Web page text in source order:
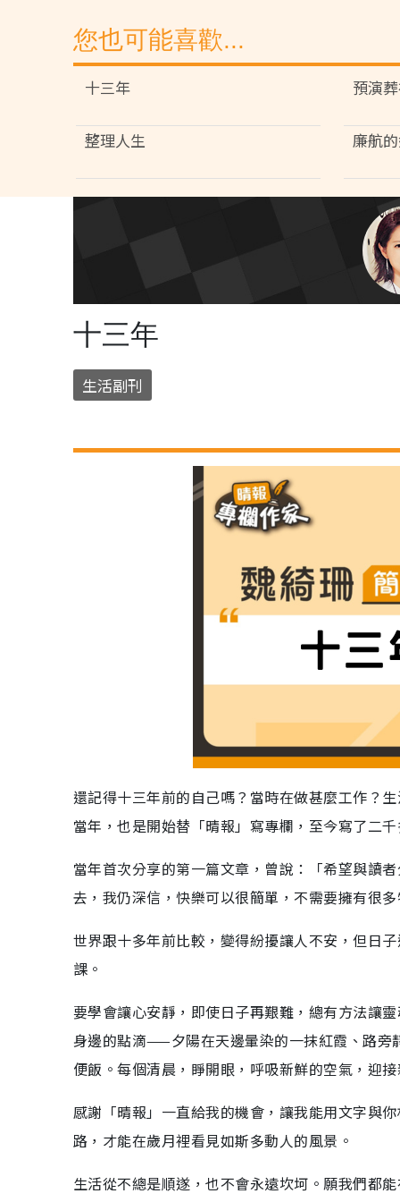
您也可能喜歡...
十三年 預演
整理人生 廉航
十三年
生活副刊
還記得十三年前的自己嗎？當時在做甚麼工作？
當年，也是開始替「晴報」寫專欄，至今寫了二
當年首次分享的第一篇文章，曾說：「希望與讀
去，我仍深信，快樂可以很簡單，不需要擁有很多
世界跟十多年前比較，變得紛擾讓人不安，但日
課。
要學會讓心安靜，即使日子再艱難，總有方法讓
身邊的點滴——夕陽在天邊暈染的一抹紅霞、路旁
便飯。每個清晨，睜開眼，呼吸新鮮的空氣，迎
感謝「晴報」一直給我的機會，讓我能用文字與
路，才能在歲月裡看見如斯多動人的風景。
生活從不總是順遂，也不會永遠坎坷。願我們都